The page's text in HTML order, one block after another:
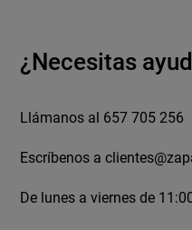
¿Necesitas
Llámanos al 657 705 256
Escríbenos a
De lunes a viernes de